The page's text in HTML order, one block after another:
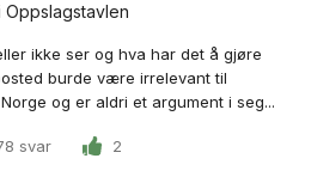
Oppslagstavlen
ikke ser og hva har det å gjøre
burde være irrelevant til
og er aldri et argument i seg...
svar 2